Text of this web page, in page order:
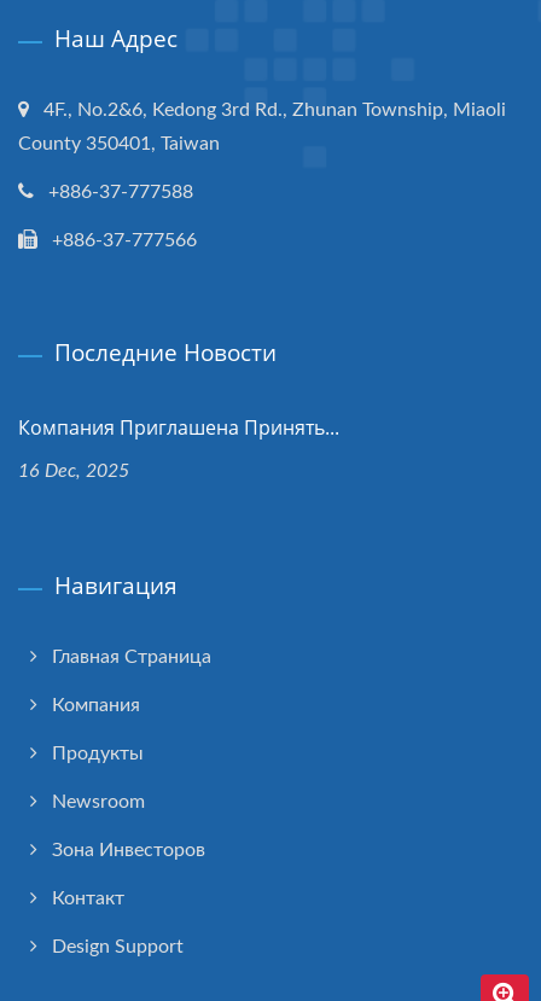
Наш Адрес
4F., No.2&6, Kedong 3rd Rd., Zhunan Township, Miaoli
County 350401, Taiwan
+886-37-777588
+886-37-777566
Последние Новости
Компания Приглашена Принять...
16 Dec, 2025
Навигация
Главная Страница
Компания
Продукты
Newsroom
Зона Инвесторов
Контакт
Design Support